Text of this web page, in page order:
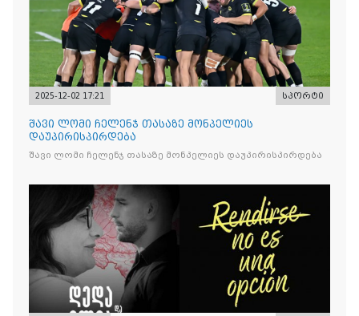
2025-12-02 17:21 სპორტი
შავი ლომი ჩელენჯ თასაზე მონპელიეს
დაუპირისპირდება
შავი ლომი ჩელენჯ თასაზე მონპელიეს დაუპირისპირდება